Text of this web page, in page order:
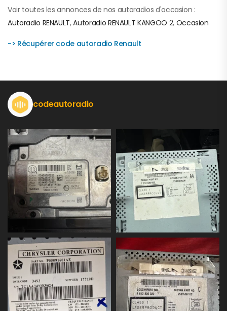
Voir toutes les annonces de nos autoradios d'occasion :
Autoradio RENAULT,Autoradio RENAULT KANGOO 2, Occasion
-> Récupérer code autoradio Renault
codeautoradio